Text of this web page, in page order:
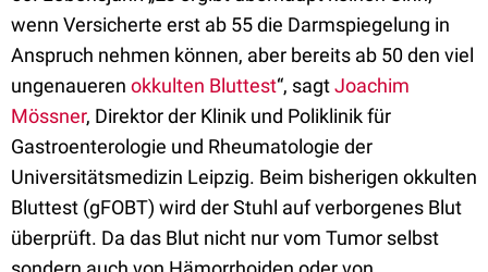
wenn Versicherte erst ab 55 die Darmspiegelung in
Anspruch nehmen können, aber bereits ab 50 den viel
ungenaueren okkulten Bluttest“, sagtJoachim
Mössner, Direktor der Klinik und Poliklinik für
Gastroenterologie und Rheumatologie der
Universitätsmedizin Leipzig. Beim bisherigen okkulten
Bluttest (gFOBT) wird der Stuhl auf verborgenes Blut
überprüft. Da das Blut nicht nur vom Tumor selbst